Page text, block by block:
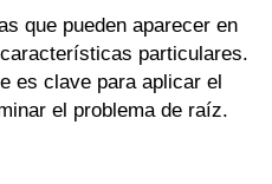
que pueden aparecer en
particulares.
es clave para aplicar el
el problema de raíz.